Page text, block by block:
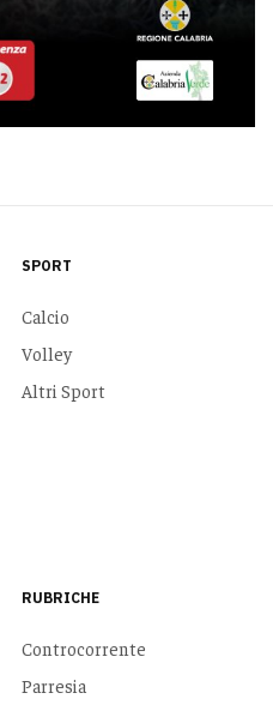
SPORT
Calcio
Volley
Altri Sport
RUBRICHE
Controcorrente
Parresia